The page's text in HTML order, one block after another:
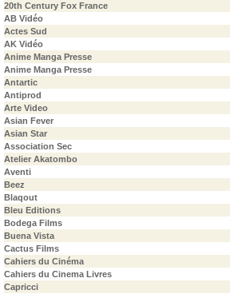
20th Century Fox France
AB Vidéo
Actes Sud
AK Vidéo
Anime Manga Presse
Anime Manga Presse
Antartic
Antiprod
Arte Video
Asian Fever
Asian Star
Association Sec
Atelier Akatombo
Aventi
Beez
Blaqout
Bleu Editions
Bodega Films
Buena Vista
Cactus Films
Cahiers du Cinéma
Cahiers du Cinema Livres
Capricci